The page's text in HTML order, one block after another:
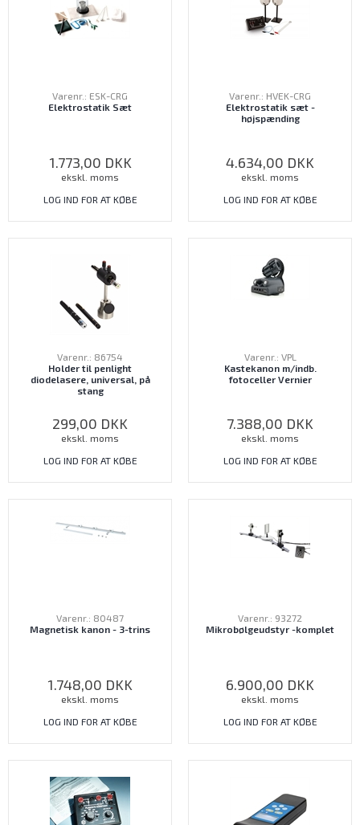
Varenr.: ESK-CRG
Elektrostatik Sæt
1.773,00 DKK
ekskl. moms
LOG IND FOR AT KØBE
Varenr.: HVEK-CRG
Elektrostatik sæt -
højspænding
4.634,00 DKK
ekskl. moms
LOG IND FOR AT KØBE
Varenr.: 86754
Holder til penlight
diodelasere, universal, på
stang
299,00 DKK
ekskl. moms
LOG IND FOR AT KØBE
Varenr.: VPL
Kastekanon m/indb.
fotoceller Vernier
7.388,00 DKK
ekskl. moms
LOG IND FOR AT KØBE
Varenr.: 80487
Magnetisk kanon - 3-trins
1.748,00 DKK
ekskl. moms
LOG IND FOR AT KØBE
Varenr.: 93272
Mikrobølgeudstyr -komplet
6.900,00 DKK
ekskl. moms
LOG IND FOR AT KØBE